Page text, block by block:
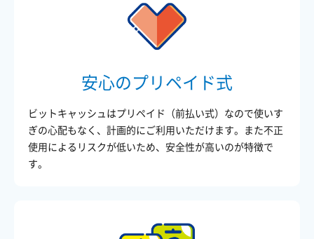
安心のプリペイド式
ビットキャッシュはプリペイド（前払い式）なので使いす
ぎの心配もなく、計画的にご利用いただけます。また不正
使用によるリスクが低いため、安全性が高いのが特徴で
す。